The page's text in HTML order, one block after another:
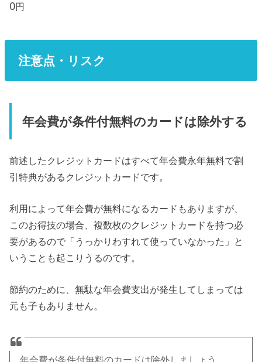
0円
注意点・リスク
年会費が条件付無料のカードは除外する
前述したクレジットカードはすべて年会費永年無料で割
引特典があるクレジットカードです。
利用によって年会費が無料になるカードもありますが、
このお得技の場合、複数枚のクレジットカードを持つ必
要があるので「うっかりわすれて使っていなかった」と
いうことも起こりうるのです。
節約のために、無駄な年会費支出が発生してしまっては
元も子もありません。
年会費が条件付無料のカードは除外しましょう。